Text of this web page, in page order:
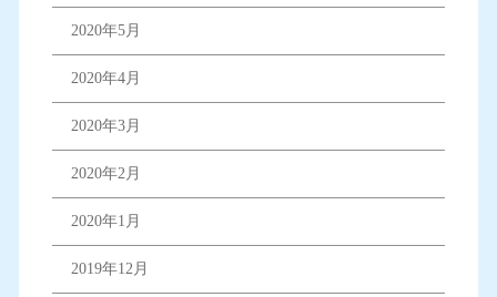
2020年5月
2020年4月
2020年3月
2020年2月
2020年1月
2019年12月